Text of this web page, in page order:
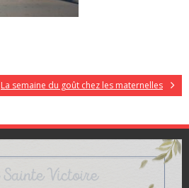
La semaine du goût chez les maternelles